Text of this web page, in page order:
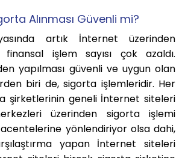
Alınması Güvenli mi?
artık İnternet üzerinden
finansal işlem sayısı çok azaldı.
yapılması güvenli ve uygun olan
biri de, sigorta işlemleridir. Her
şirketlerinin geneli İnternet siteleri
üzerinden sigorta işlemi
yönlendiriyor olsa dahi,
yapan İnternet siteleri